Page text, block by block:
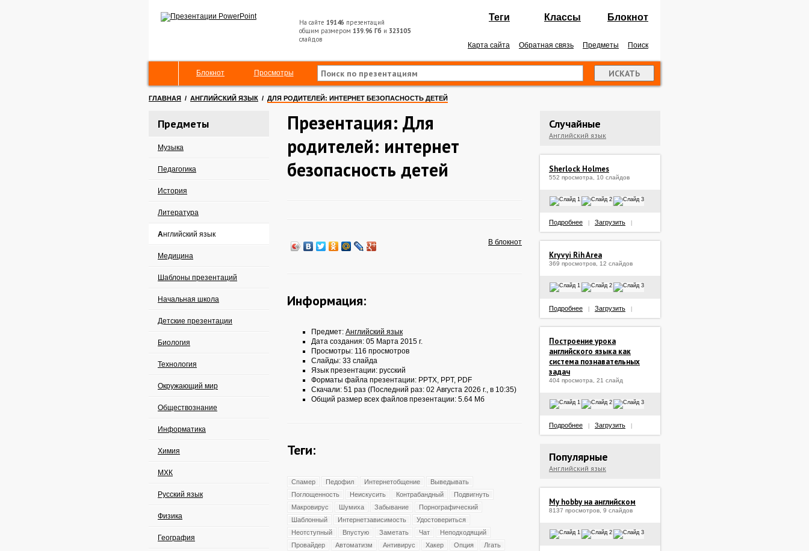
На сайте 19146 презентаций
общим размером 139.96 Гб и 323105
слайдов
Теги Классы Блокнот
Карта сайта Обратная связь Предметы Поиск
Блокнот Просмотры
ГЛАВНАЯ / АНГЛИЙСКИЙ ЯЗЫК / ДЛЯ РОДИТЕЛЕЙ: ИНТЕРНЕТ БЕЗОПАСНОСТЬ ДЕТЕЙ
Предметы
Музыка
Педагогика
История
Литература
Английский язык
Медицина
Шаблоны презентаций
Начальная школа
Детские презентации
Биология
Технология
Окружающий мир
Обществознание
Информатика
Химия
МХК
Русский язык
Физика
География
Презентация: Для
родителей: интернет
безопасность детей
В блокнот
Информация:
Предмет: Английский язык
Дата создания: 05 Марта 2015 г.
Просмотры: 116 просмотров
Слайды: 33 слайда
Язык презентации: русский
Форматы файла презентации: PPTX, PPT, PDF
Скачали: 51 раз (Последний раз: 02 Августа 2026 г., в 10:35)
Общий размер всех файлов презентации: 5.64 Мб
Теги:
Спамер Педофил Интернетобщение
Выведывать
Поглощенность
Неискусить Контрабандный
Подвигнуть
Макровирус
Шумиха Забывание
Порнографический
Шаблонный
Интернетзависимость
Удостовериться
Неотступный
Впустую Заметать Чат
Неподходящий
Провайдер
Автоматизм Антивирус Хакер Опция
Лгать
Случайные
Английский язык
Sherlock Holmes
552 просмотра, 10 слайдов
Подробнее Загрузить
Kryvyi Rih Area
369 просмотров, 12 слайдов
Подробнее Загрузить
Построение урока
английского языка как
система познавательных
задач
404 просмотра, 21 слайд
Подробнее Загрузить
Популярные
Английский язык
My hobby на английском
8137 просмотров, 9 слайдов